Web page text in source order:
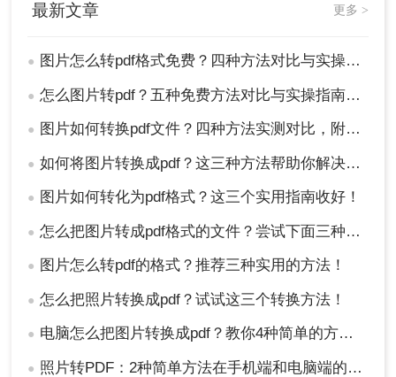
最新文章 更多 >
● 图片怎么转pdf格式免费？四种方法对比与实操指南（附详细表格）!
● 怎么图片转pdf？五种免费方法对比与实操指南（附详细表格）！
● 图片如何转换pdf文件？四种方法实测对比，附各场景最优选！
● 如何将图片转换成pdf？这三种方法帮助你解决问题！
● 图片如何转化为pdf格式？这三个实用指南收好！
● 怎么把图片转成pdf格式的文件？尝试下面三种方法！
● 图片怎么转pdf的格式？推荐三种实用的方法！
● 怎么把照片转换成pdf？试试这三个转换方法！
● 电脑怎么把图片转换成pdf？教你4种简单的方法！
● 照片转PDF：2种简单方法在手机端和电脑端的操作差异！